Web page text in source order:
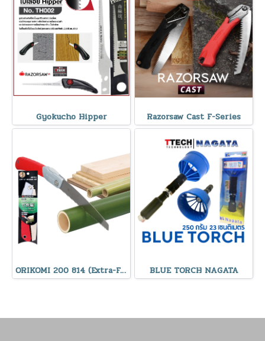
Gyokucho Hipper Razorsaw Cast F-Series
ORIKOMI 200 814 (Extra-Fine Teeth) RAZORSAW BLUE TORCH NAGATA